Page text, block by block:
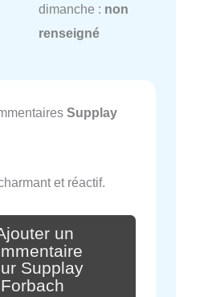
dimanche : non
renseigné
Supplay
et réactif.
un
Supplay
Forbach